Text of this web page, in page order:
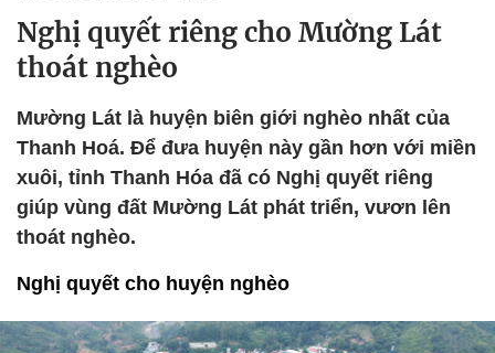
Nghị quyết riêng cho Mường Lát
thoát nghèo
Mường Lát là huyện biên giới nghèo nhất của
Thanh Hoá. Để đưa huyện này gần hơn với miền
xuôi, tỉnh Thanh Hóa đã có Nghị quyết riêng
giúp vùng đất Mường Lát phát triển, vươn lên
thoát nghèo.
Nghị quyết cho huyện nghèo